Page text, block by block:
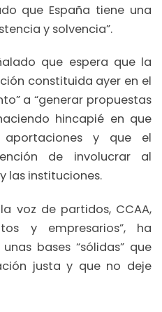
que España tiene una
y solvencia”.
que espera que la
constituida ayer en el
a “generar propuestas
hincapié en que
y que el
de involucrar al
las instituciones.
voz de partidos, CCAA,
y empresarios”, ha
bases “sólidas” que
justa y que no deje